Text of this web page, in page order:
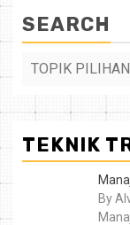
SEARCH
TEKNIK
By